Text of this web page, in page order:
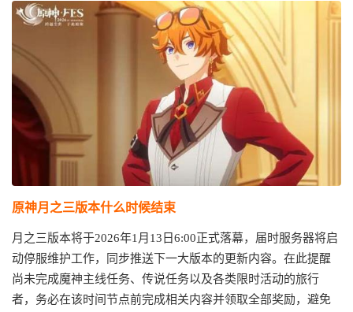
原神月之三版本什么时候结束
月之三版本将于2026年1月13日6:00正式落幕，届时服务器将启
动停服维护工作，同步推送下一大版本的更新内容。在此提醒
尚未完成魔神主线任务、传说任务以及各类限时活动的旅行
者，务必在该时间节点前完成相关内容并领取全部奖励，避免